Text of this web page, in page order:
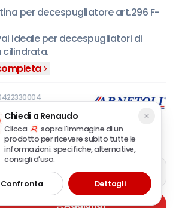
per decespugliatore art.296 F-
ideale per decespugliatori di
cilindrata.
sistema "Line Shielder", con
antibloccaggio.
bobina: fino a 9 mt. con filo
profilo tondo.
aste curve, compatibile a Mc
tua azienda
Aggiungi
Chiedi a Renaudo
Clicca
sopra l'immagine di un
prodotto per ricevere subito tutte le
informazioni: specifiche, alternative,
consigli d'uso.
Confronta Dettagli